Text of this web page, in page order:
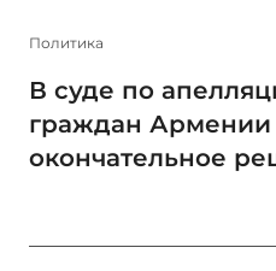
Политика
В суде по
граждан Армении
окончательное